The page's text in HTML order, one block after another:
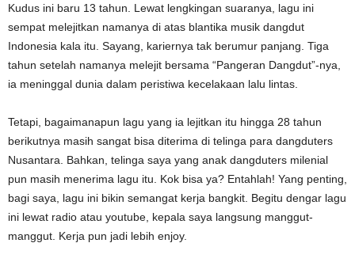
Kudus ini baru 13 tahun. Lewat lengkingan suaranya, lagu ini
sempat melejitkan namanya di atas blantika musik dangdut
Indonesia kala itu. Sayang, kariernya tak berumur panjang. Tiga
tahun setelah namanya melejit bersama “Pangeran Dangdut”-nya,
ia meninggal dunia dalam peristiwa kecelakaan lalu lintas.
Tetapi, bagaimanapun lagu yang ia lejitkan itu hingga 28 tahun
berikutnya masih sangat bisa diterima di telinga para dangduters
Nusantara. Bahkan, telinga saya yang anak dangduters milenial
pun masih menerima lagu itu. Kok bisa ya? Entahlah! Yang penting,
bagi saya, lagu ini bikin semangat kerja bangkit. Begitu dengar lagu
ini lewat radio atau youtube, kepala saya langsung manggut-
manggut. Kerja pun jadi lebih enjoy.